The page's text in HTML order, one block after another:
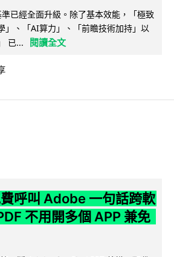
已經全面升級。除了基本效能，「極致
」、「AI算力」、「前瞻技術加持」以
已...
閱讀全文
呼叫 Adobe 一句話跨軟
不用開多個 APP 兼免